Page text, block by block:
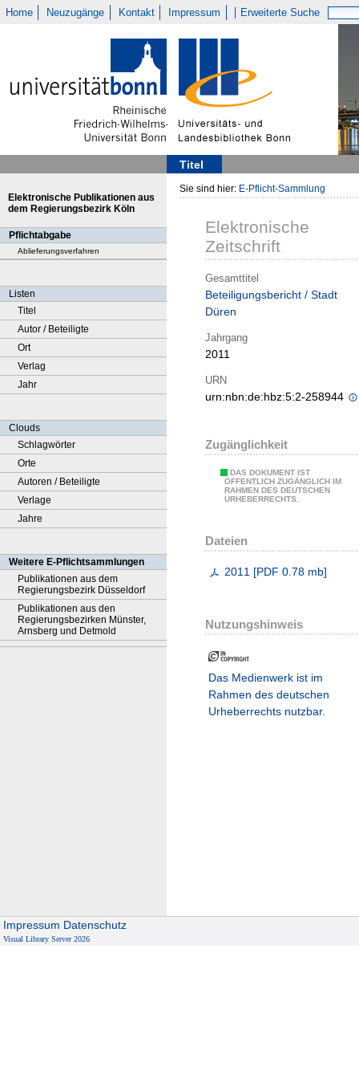
Home Neuzugänge Kontakt Impressum Erweiterte Suche
Titel
Elektronische Publikationen aus
dem Regierungsbezirk Köln
Pflichtabgabe
Ablieferungsverfahren
Listen
Titel
Autor / Beteiligte
Ort
Verlag
Jahr
Clouds
Schlagwörter
Orte
Autoren / Beteiligte
Verlage
Jahre
Weitere E-Pflichtsammlungen
Publikationen aus dem
Regierungsbezirk Düsseldorf
Publikationen aus den
Regierungsbezirken Münster,
Arnsberg und Detmold
Sie sind hier: E-Pflicht-Sammlung
Elektronische
Zeitschrift
Gesamttitel
Beteiligungsbericht / Stadt
Düren
Jahrgang
2011
URN
urn:nbn:de:hbz:5:2-258944
Zugänglichkeit
DAS DOKUMENT IST
ÖFFENTLICH ZUGÄNGLICH IM
RAHMEN DES DEUTSCHEN
URHEBERRECHTS.
Dateien
2011 [PDF 0.78 mb]
Nutzungshinweis
Das Medienwerk ist im
Rahmen des deutschen
Urheberrechts nutzbar.
Impressum Datenschutz
Visual Library Server 2026